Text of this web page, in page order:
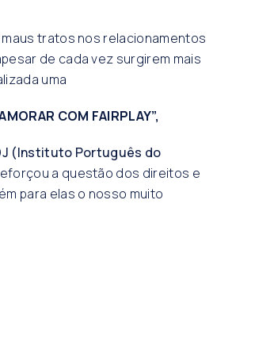
tratos nos relacionamentos
de cada vez surgirem mais
uma
COM FAIRPLAY”,
(Instituto Português do
a questão dos direitos e
para elas o nosso muito